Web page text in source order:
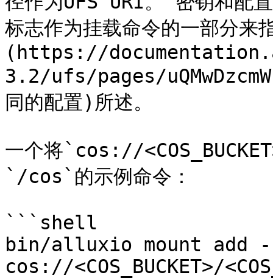
标志作为挂载命令的一部分
(https://
3.2/ufs/pages/
同的配置)所述。
一个将`cos://
`/cos`的示例命令：
```shell
bin/alluxio mount
cos://<COS_BUCKET>/